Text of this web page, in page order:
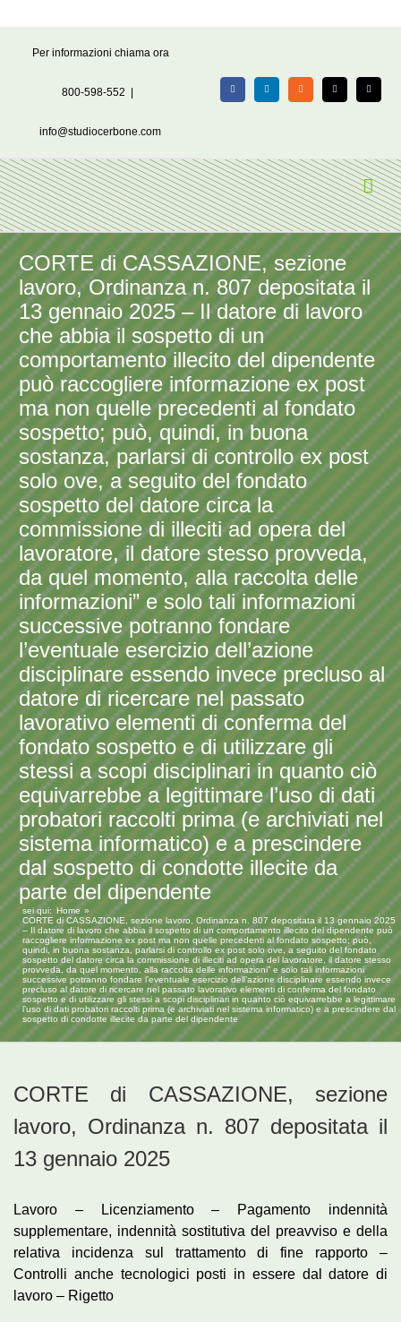
Per informazioni chiama ora
800-598-552
info@studiocerbone.com
FacebookLinkedIn Rss X Email
CORTE di CASSAZIONE, sezione
lavoro, Ordinanza n. 807 depositata il
13 gennaio 2025 – Il datore di lavoro
che abbia il sospetto di un
comportamento illecito del dipendente
può raccogliere informazione ex post
ma non quelle precedenti al fondato
sospetto; può, quindi, in buona
sostanza, parlarsi di controllo ex post
solo ove, a seguito del fondato
sospetto del datore circa la
commissione di illeciti ad opera del
lavoratore, il datore stesso provveda,
da quel momento, alla raccolta delle
informazioni” e solo tali informazioni
successive potranno fondare
l’eventuale esercizio dell’azione
disciplinare essendo invece precluso al
datore di ricercare nel passato
lavorativo elementi di conferma del
fondato sospetto e di utilizzare gli
stessi a scopi disciplinari in quanto ciò
equivarrebbe a legittimare l’uso di dati
probatori raccolti prima (e archiviati nel
sistema informatico) e a prescindere
dal sospetto di condotte illecite da
parte del dipendente
sei qui:
Home
CORTE di CASSAZIONE, sezione lavoro, Ordinanza n. 807 depositata il 13 gennaio 2025
– Il datore di lavoro che abbia il sospetto di un comportamento illecito del dipendente può
raccogliere informazione ex post ma non quelle precedenti al fondato sospetto; può,
quindi, in buona sostanza, parlarsi di controllo ex post solo ove, a seguito del fondato
sospetto del datore circa la commissione di illeciti ad opera del lavoratore, il datore stesso
provveda, da quel momento, alla raccolta delle informazioni” e solo tali informazioni
successive potranno fondare l’eventuale esercizio dell’azione disciplinare essendo invece
precluso al datore di ricercare nel passato lavorativo elementi di conferma del fondato
sospetto e di utilizzare gli stessi a scopi disciplinari in quanto ciò equivarrebbe a legittimare
l’uso di dati probatori raccolti prima (e archiviati nel sistema informatico) e a prescindere dal
sospetto di condotte illecite da parte del dipendente
CORTE di CASSAZIONE, sezione
lavoro, Ordinanza n. 807 depositata il
13 gennaio 2025
Lavoro – Licenziamento – Pagamento indennità
supplementare, indennità sostitutiva del preavviso e della
relativa incidenza sul trattamento di fine rapporto –
Controlli anche tecnologici posti in essere dal datore di
lavoro – Rigetto